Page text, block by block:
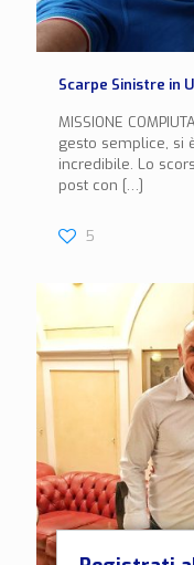
Scarpe Sinistre in
MISSIONE
gesto semplice, si
incredibile. Lo
post con […]
5